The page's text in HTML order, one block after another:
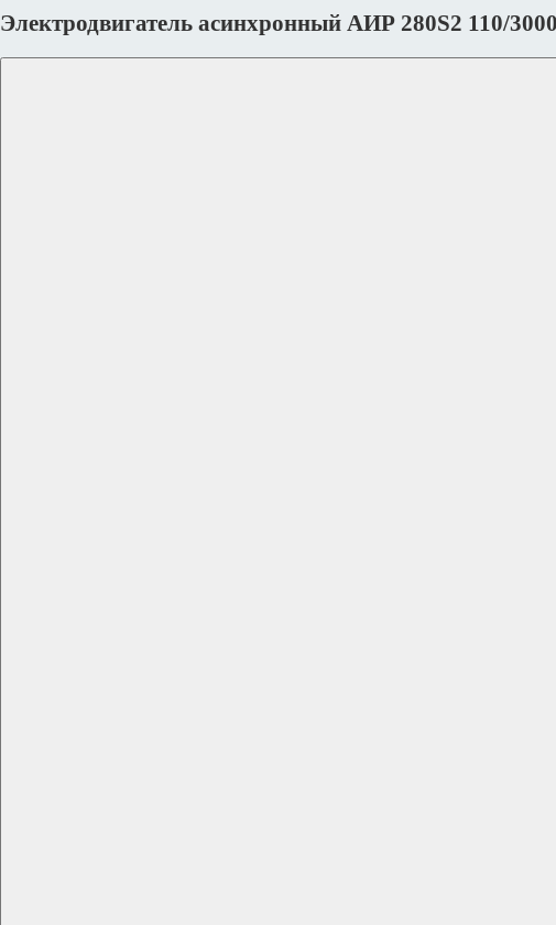
Электродвигатель асинхронный АИР 280S2 110/